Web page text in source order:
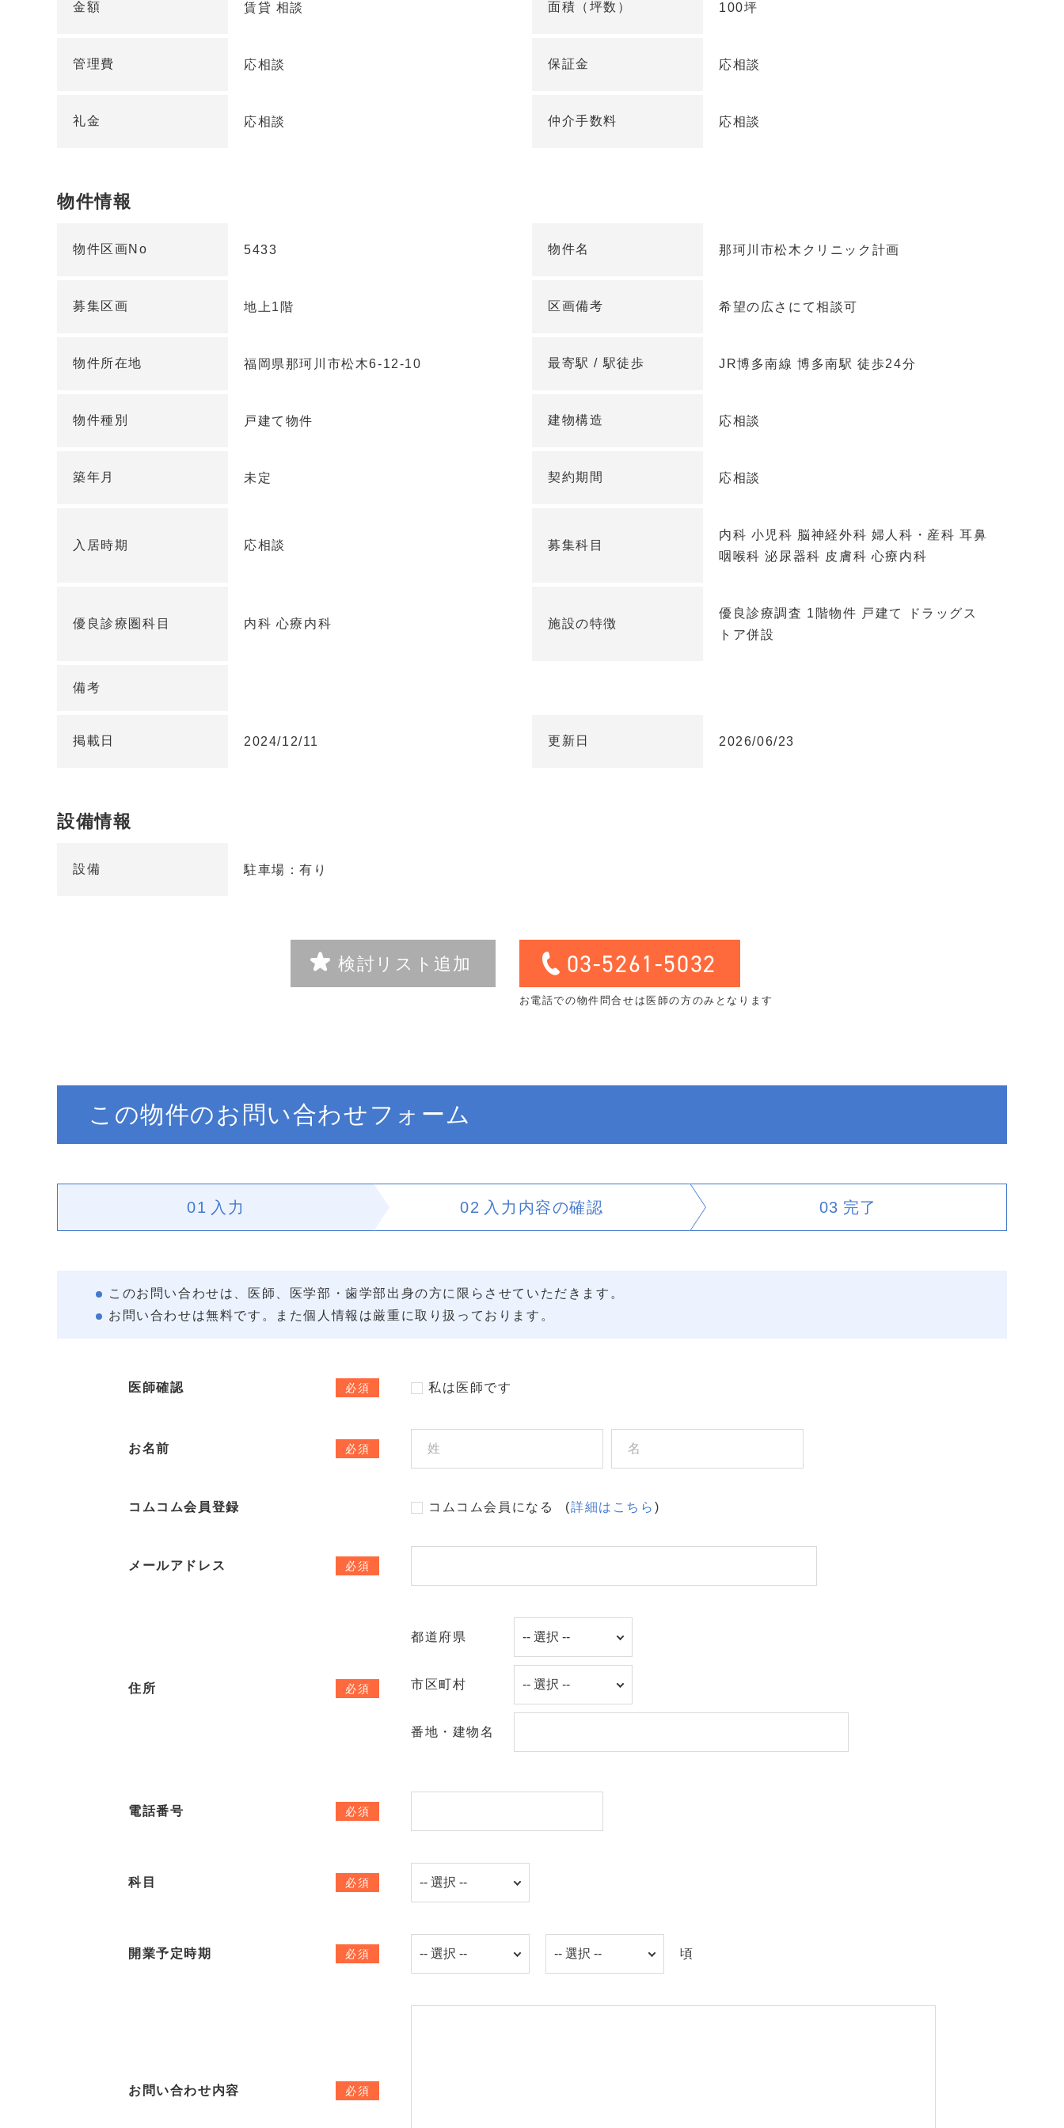
金額 賃貸 相談 面積（坪数） 100坪
管理費 応相談 保証金 応相談
礼金 応相談 仲介手数料 応相談
物件情報
物件区画No 5433 物件名 那珂川市松木クリニック計画
募集区画 地上1階 区画備考 希望の広さにて相談可
物件所在地 福岡県那珂川市松木6-12-10 最寄駅 / 駅徒歩 JR博多南線 博多南駅 徒歩24分
物件種別 戸建て物件 建物構造 応相談
築年月 未定 契約期間 応相談
入居時期 応相談 募集科目
内科 小児科 脳神経外科 婦人科・産科 耳鼻
咽喉科 泌尿器科 皮膚科 心療内科
優良診療圏 科目 内科 心療内科 施設の特徴
優良診療調査 1階物件 戸建て ドラッグス
トア併設
備考
掲載日 2024/12/11 更新日 2026/06/23
設備情報
設備 駐車場：有り
検討リスト追加 03-5261-5032
お電話での物件問合せは医師の方のみとなります
この物件のお問い合わせフォーム
01 入力 02 入力内容の確認 03 完了
このお問い合わせは、医師、医学部・歯学部出身の方に限らさせていただきます。
お問い合わせは無料です。また個人情報は厳重に取り扱っております。
医師確認 必須 私は医師です
お名前 必須
コムコム会員登録 コムコム会員になる (詳細はこちら )
メールアドレス 必須
住所 必須
都道府県
市区町村
番地・建物名
電話番号 必須
科目 必須
開業予定時期 必須 頃
お問い合わせ内容 必須